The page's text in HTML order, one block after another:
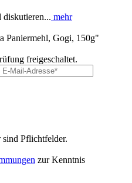
diskutieren... mehr
Paniermehl, Gogi, 150g"
freigeschaltet.
Pflichtfelder.
zur Kenntnis